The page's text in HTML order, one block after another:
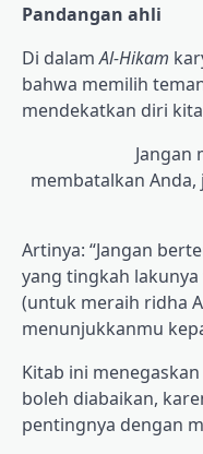
Pandangan ahli
Di dalamAl-Hikam
bahwa memilih
mendekatkan diri
Jangan
membatalkan
Artinya: “Jangan
yang tingkah
(untuk meraih ridha
menunjukkanmu
Kitab ini
boleh diabaikan,
pentingnya dengan